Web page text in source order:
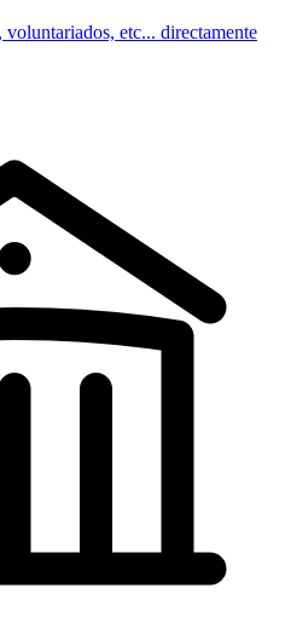
etc... directamente